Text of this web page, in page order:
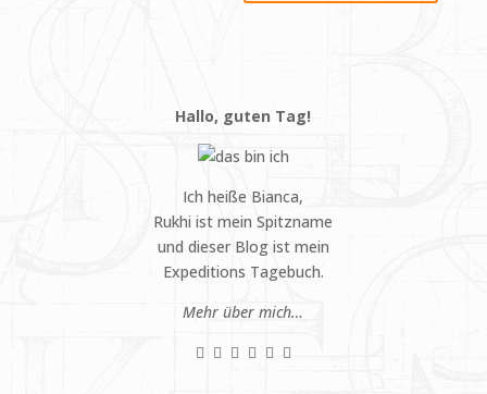
Hallo, guten Tag!
Ich heiße Bianca,
Rukhi ist mein Spitzname
und dieser Blog ist mein
Expeditions Tagebuch.
Mehr über mich…